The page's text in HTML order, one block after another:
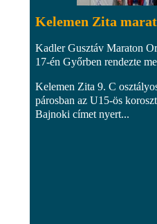
Kelemen Zita
Kadler Gusztáv Maraton
17-én Győrben rendezte
Kelemen Zita 9. C
párosban az U15-ös
Bajnoki címet nyert...